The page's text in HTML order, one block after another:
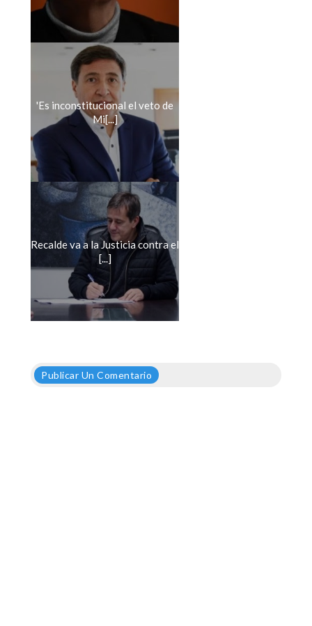
'Es inconstitucional el veto de
Mi[...]
Recalde va a la Justicia contra el
[...]
Publicar Un Comentario